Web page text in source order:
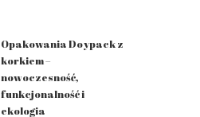
Opakowania Doypack z
korkiem –
nowoczesność,
funkcjonalność i
ekologia